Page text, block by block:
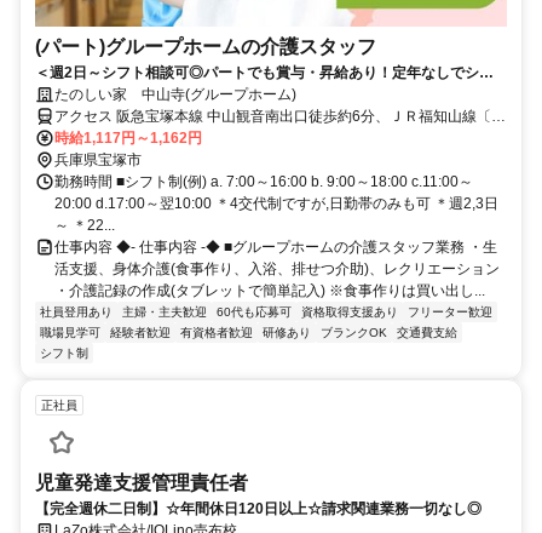
(パート)グループホームの介護スタッフ
＜週2日～シフト相談可◎パートでも賞与・昇給あり！定年なしでシニ
アも活躍中＞東証スタンダード上場企業だから安心。少人数制で一人ひ
とりに寄り添えるグループホーム
たのしい家 中山寺(グループホーム)
アクセス 阪急宝塚本線 中山観音南出口徒歩約6分、ＪＲ福知山線〔宝
塚線〕 中山寺南口徒歩約9分、阪急宝塚本線 売布神社東改札口徒歩約
14分 JR宝塚線「中山寺」駅から徒歩約6分
時給1,117円～1,162円
兵庫県宝塚市
勤務時間 ■シフト制(例) a. 7:00～16:00 b. 9:00～18:00 c.11:00～
20:00 d.17:00～翌10:00 ＊4交代制ですが,日勤帯のみも可 ＊週2,3日
～ ＊22...
仕事内容 ◆- 仕事内容 -◆ ■グループホームの介護スタッフ業務 ・生
活支援、身体介護(食事作り、入浴、排せつ介助)、レクリエーション
・介護記録の作成(タブレットで簡単記入) ※食事作りは買い出し...
社員登用あり 主婦・主夫歓迎 60代も応募可 資格取得支援あり
フリーター歓迎
職場見学可
経験者歓迎 有資格者歓迎 研修あり ブランクOK
交通費支給
シフト制
正社員
児童発達支援管理責任者
【完全週休二日制】☆年間休日120日以上☆請求関連業務一切なし◎